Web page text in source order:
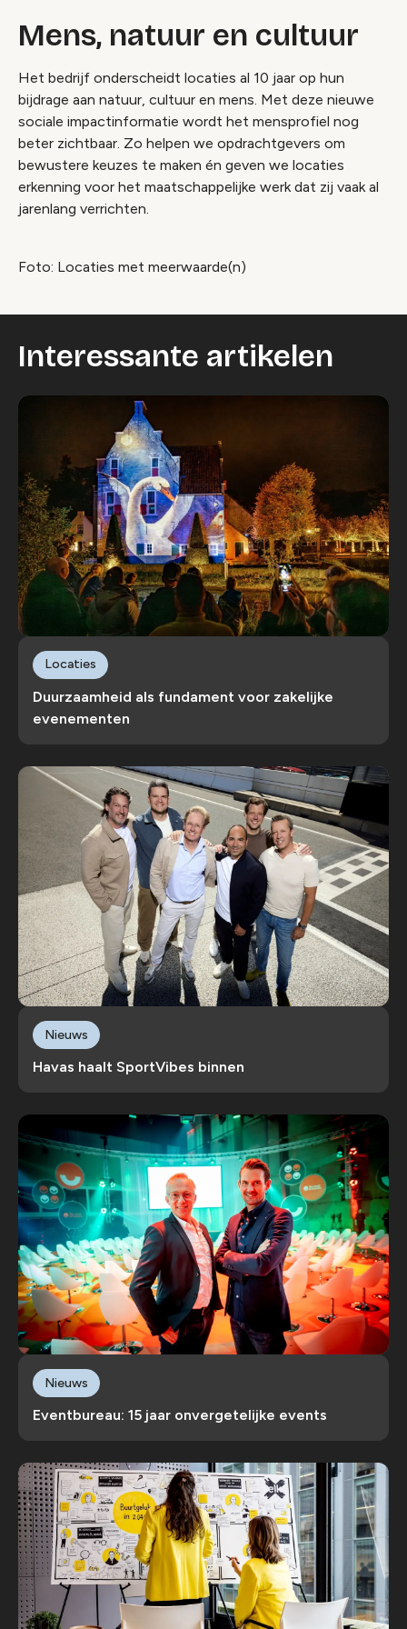
Mens, natuur en cultuur
Het bedrijf onderscheidt locaties al 10 jaar op hun
bijdrage aan natuur, cultuur en mens. Met deze nieuwe
sociale impactinformatie wordt het mensprofiel nog
beter zichtbaar. Zo helpen we opdrachtgevers om
bewustere keuzes te maken én geven we locaties
erkenning voor het maatschappelijke werk dat zij vaak al
jarenlang verrichten.
Foto: Locaties met meerwaarde(n)
Interessante artikelen
Duurzaamheid als fundament voor zakelijke
evenementen
Locaties
Havas haalt SportVibes binnen
Nieuws
Eventbureau: 15 jaar onvergetelijke events
Nieuws